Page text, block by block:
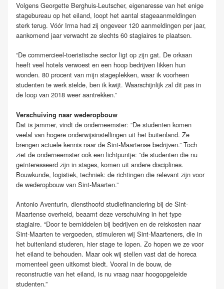
Volgens Georgette Berghuis-Leutscher, eigenaresse van het enige
stagebureau op het eiland, loopt het aantal stageaanmeldingen
sterk terug. Vóór Irma had zij ongeveer 120 aanmeldingen per jaar,
aankomend jaar verwacht ze slechts 60 stagiaires te plaatsen.
“De commercieel-toeristische sector ligt op zijn gat. De orkaan
heeft veel hotels verwoest en een hoop bedrijven likken hun
wonden. 80 procent van mijn stageplekken, waar ik voorheen
studenten te werk stelde, ben ik kwijt. Waarschijnlijk zal dit pas in
de loop van 2018 weer aantrekken.”
Verschuiving naar wederopbouw
Dat is jammer, vindt de onderneemster: “De studenten komen
veelal van hogere onderwijsinstellingen uit het buitenland. Ze
brengen actuele kennis naar de Sint-Maartense bedrijven.” Toch
ziet de onderneemster ook een lichtpuntje: “de studenten die nu
geïnteresseerd zijn in stages, komen uit andere disciplines.
Bouwkunde, logistiek, techniek: de richtingen die relevant zijn voor
de wederopbouw van Sint-Maarten.”
Antonio Aventurin, diensthoofd studiefinanciering bij de Sint-
Maartense overheid, beaamt deze verschuiving in het type
stagiaire. “Door te bemiddelen bij bedrijven en de reiskosten naar
Sint-Maarten te vergoeden, stimuleren wij Sint-Maarteners, die in
het buitenland studeren, hier stage te lopen. Zo hopen we ze voor
het eiland te behouden. Maar ook wij stellen vast dat de horeca
momenteel geen uitkomst biedt. Vooral in de bouw, de
reconstructie van het eiland, is nu vraag naar hoogopgeleide
studenten.”